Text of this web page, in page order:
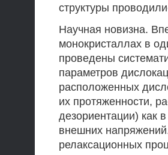
структуры
Научная новизна.
монокристаллах в
проведены
параметров
расположенных
их протяженности,
дезориентации) как
внешних
релаксационных